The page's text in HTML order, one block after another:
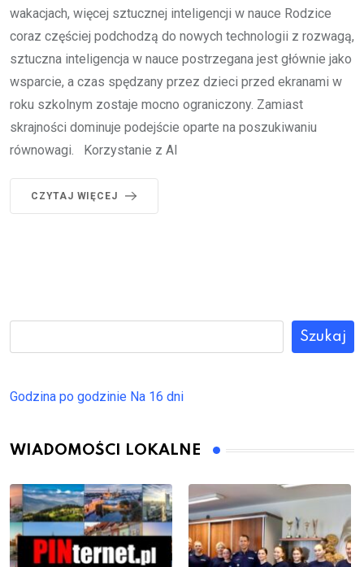
wakacjach, więcej sztucznej inteligencji w nauce Rodzice
coraz częściej podchodzą do nowych technologii z rozwagą,
sztuczna inteligencja w nauce postrzegana jest głównie jako
wsparcie, a czas spędzany przez dzieci przed ekranami w
roku szkolnym zostaje mocno ograniczony. Zamiast
skrajności dominuje podejście oparte na poszukiwaniu
równowagi. Korzystanie z AI
CZYTAJ WIĘCEJ
Szukaj
Godzina po godzinie Na 16 dni
WIADOMOŚCI LOKALNE